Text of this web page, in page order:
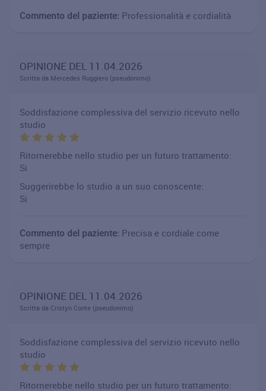
Commento del paziente: Professionalità e cordialità
OPINIONE DEL 11.04.2026
Scritta da Mercedes Ruggiero (pseudonimo)
Soddisfazione complessiva del servizio ricevuto nello
studio
Ritornerebbe nello studio per un futuro trattamento:
Si
Suggerirebbe lo studio a un suo conoscente:
Si
Commento del paziente: Precisa e cordiale come
sempre
OPINIONE DEL 11.04.2026
Scritta da Cristyn Conte (pseudonimo)
Soddisfazione complessiva del servizio ricevuto nello
studio
Ritornerebbe nello studio per un futuro trattamento: